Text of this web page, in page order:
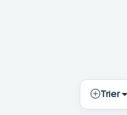
Trier